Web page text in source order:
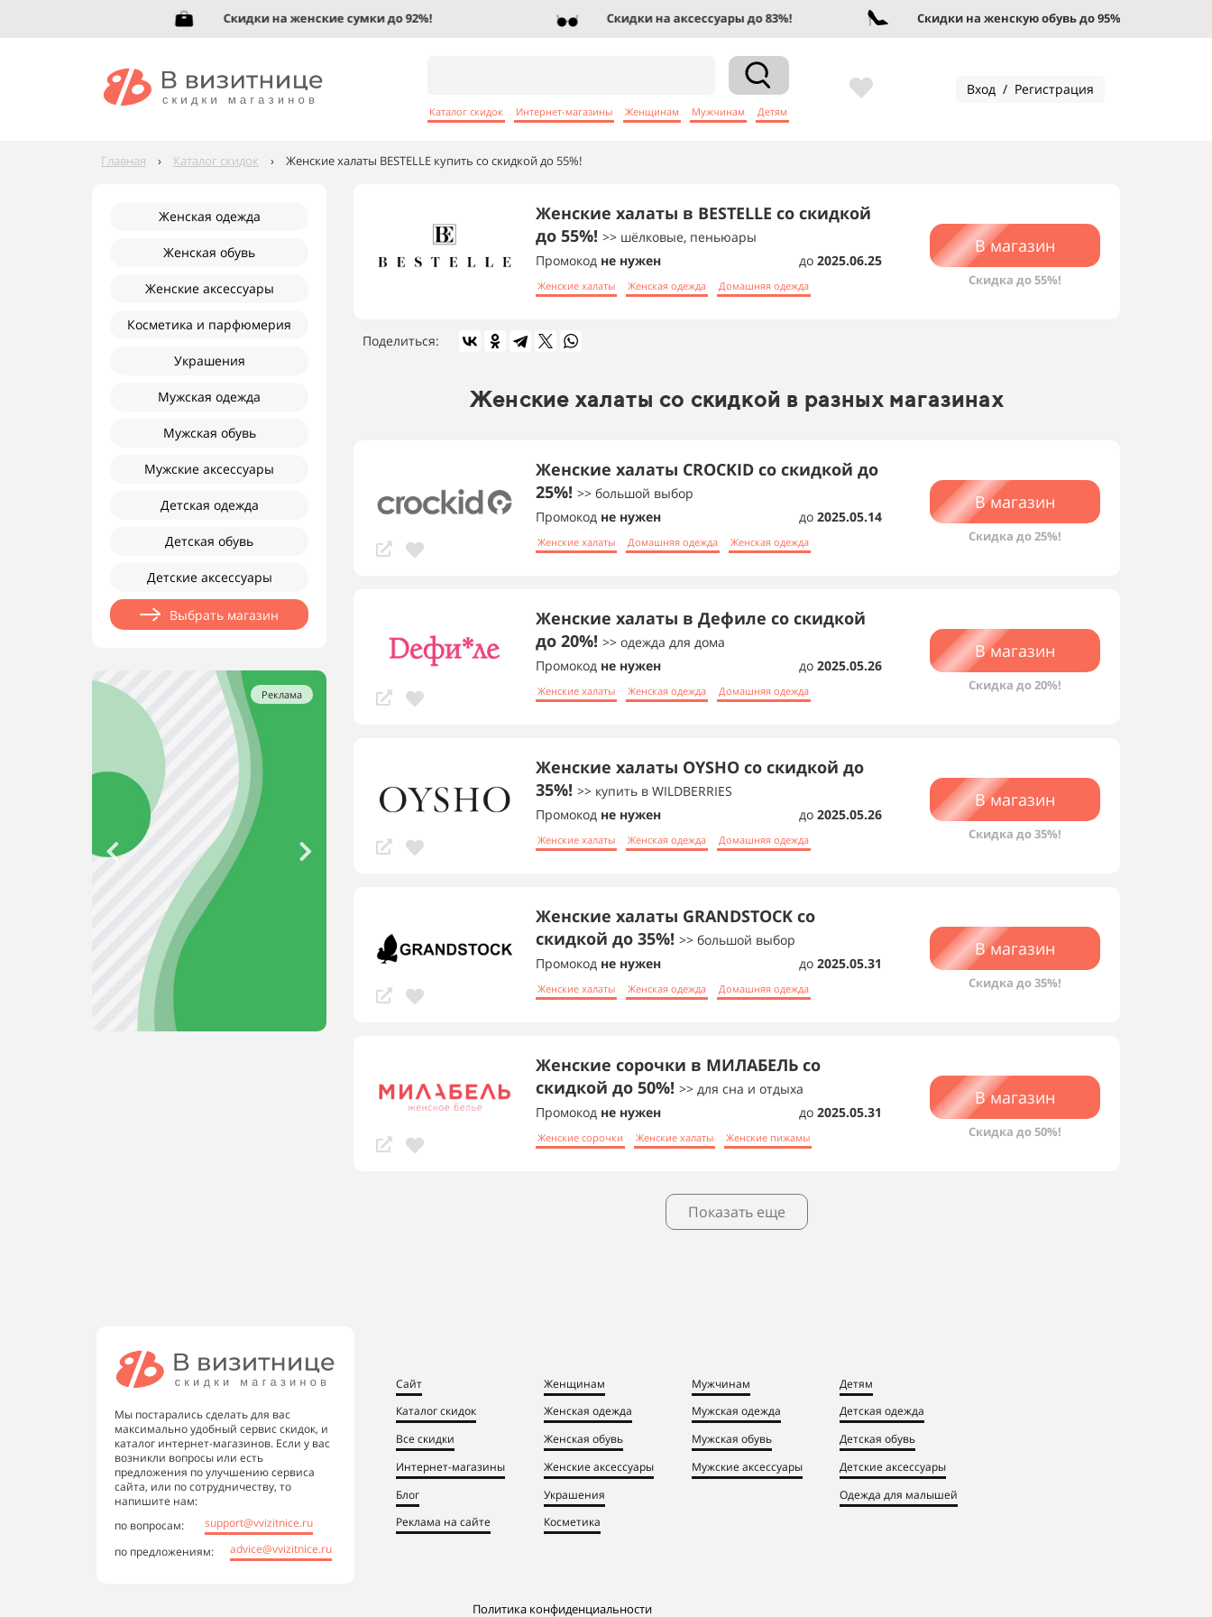
Скидки на женские сумки до 92%! Скидки на аксессуары до 83%! Скидки на женскую обувь до 95%!
Каталог скидок Интернет-магазины Женщинам Мужчинам Детям
Вход / Регистрация
Главная › Каталог скидок › Женские халаты BESTELLE купить со скидкой до 55%!
Женская одежда
Женская обувь
Женские аксессуары
Косметика и парфюмерия
Украшения
Мужская одежда
Мужская обувь
Мужские аксессуары
Детская одежда
Детская обувь
Детские аксессуары
Выбрать магазин
Реклама
Женские халаты в BESTELLE со скидкой
до 55%! >> шёлковые, пеньюары
Промокод не нужен до 2025.06.25
Женские халаты Женская одежда Домашняя одежда
В магазин
Скидка до 55%!
Поделиться:
Женские халаты со скидкой в разных магазинах
Женские халаты CROCKID со скидкой до
25%! >> большой выбор
Промокод не нужен до 2025.05.14
Женские халаты Домашняя одежда Женская одежда
В магазин
Скидка до 25%!
Женские халаты в Дефиле со скидкой
до 20%! >> одежда для дома
Промокод не нужен до 2025.05.26
Женские халаты Женская одежда Домашняя одежда
В магазин
Скидка до 20%!
Женские халаты OYSHO со скидкой до
35%! >> купить в WILDBERRIES
Промокод не нужен до 2025.05.26
Женские халаты Женская одежда Домашняя одежда
В магазин
Скидка до 35%!
Женские халаты GRANDSTOCK со
скидкой до 35%! >> большой выбор
Промокод не нужен до 2025.05.31
Женские халаты Женская одежда Домашняя одежда
В магазин
Скидка до 35%!
Женские сорочки в МИЛАБЕЛЬ со
скидкой до 50%! >> для сна и отдыха
Промокод не нужен до 2025.05.31
Женские сорочки Женские халаты Женские пижамы
В магазин
Скидка до 50%!
Показать еще
Мы постарались сделать для вас
максимально удобный сервис скидок, и
каталог интернет-магазинов. Если у вас
возникли вопросы или есть
предложения по улучшению сервиса
сайта, или по сотрудничеству, то
напишите нам:
по вопросам:
support@vvizitnice.ru
по предложениям:
advice@vvizitnice.ru
Сайт
Каталог скидок
Все скидки
Интернет-магазины
Блог
Реклама на сайте
Женщинам
Женская одежда
Женская обувь
Женские аксессуары
Украшения
Косметика
Мужчинам
Мужская одежда
Мужская обувь
Мужские аксессуары
Детям
Детская одежда
Детская обувь
Детские аксессуары
Одежда для малышей
Политика конфиденциальности